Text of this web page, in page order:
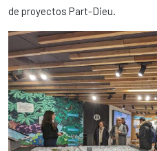
de proyectos Part-Dieu.